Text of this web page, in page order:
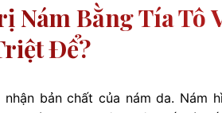
Nám Bằng Tía Tô
Để?
bản chất của nám da. Nám